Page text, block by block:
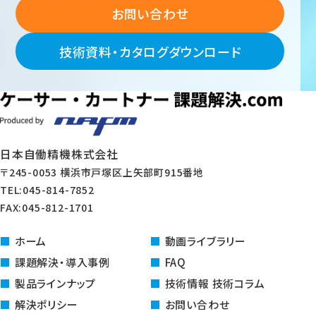
お問い合わせ
技術資料・カタログダウンロード
日本自働精機株式会社
〒245-0053 横浜市戸塚区上矢部町915番地
TEL:045-814-7852
FAX:045-812-1701
ホーム
課題解決・導入事例
製品ラインナップ
解決ポリシー
動画ライブラリー
FAQ
技術情報 技術コラム
お問い合わせ